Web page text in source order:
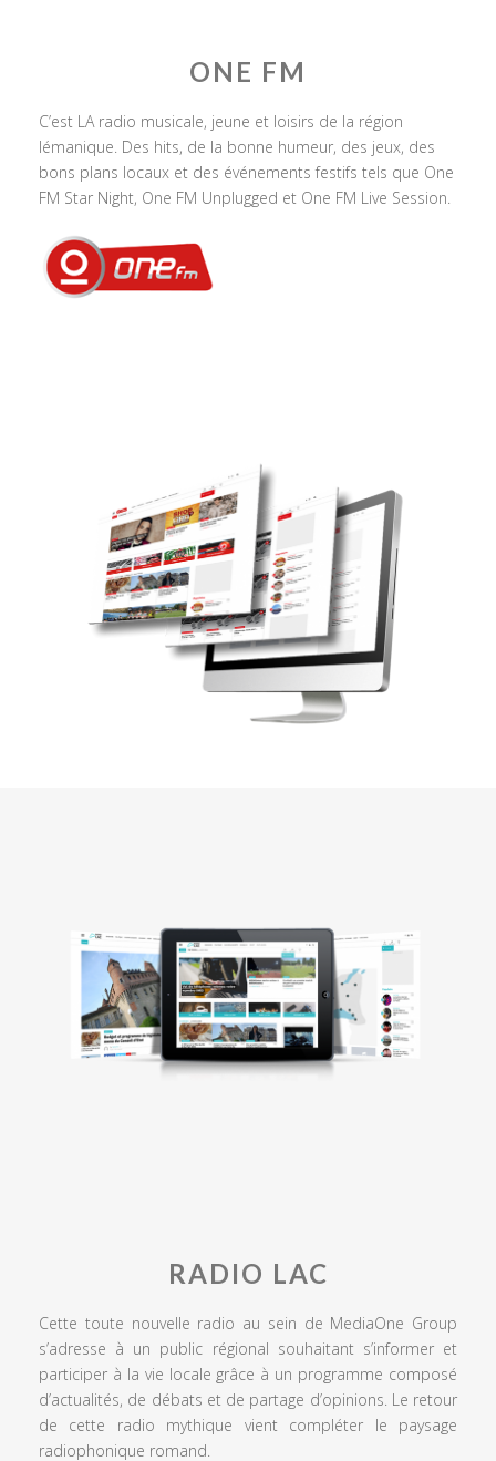
ONE FM
C’est LA radio musicale, jeune et loisirs de la région
lémanique. Des hits, de la bonne humeur, des jeux, des
bons plans locaux et des événements festifs tels que One
FM Star Night, One FM Unplugged et One FM Live Session.
RADIO LAC
Cette toute nouvelle radio au sein de MediaOne Group
s’adresse à un public régional souhaitant s’informer et
participer à la vie locale grâce à un programme composé
d’actualités, de débats et de partage d’opinions. Le retour
de cette radio mythique vient compléter le paysage
radiophonique romand.